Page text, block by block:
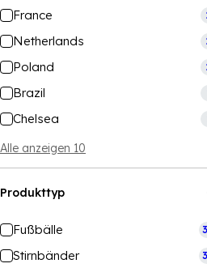
France
Netherlands
Poland
Brazil
Chelsea
Alle anzeigen 10
Produkttyp
Fußbälle
Stirnbänder